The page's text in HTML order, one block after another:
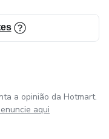
a opinião da Hotmart.
aqui